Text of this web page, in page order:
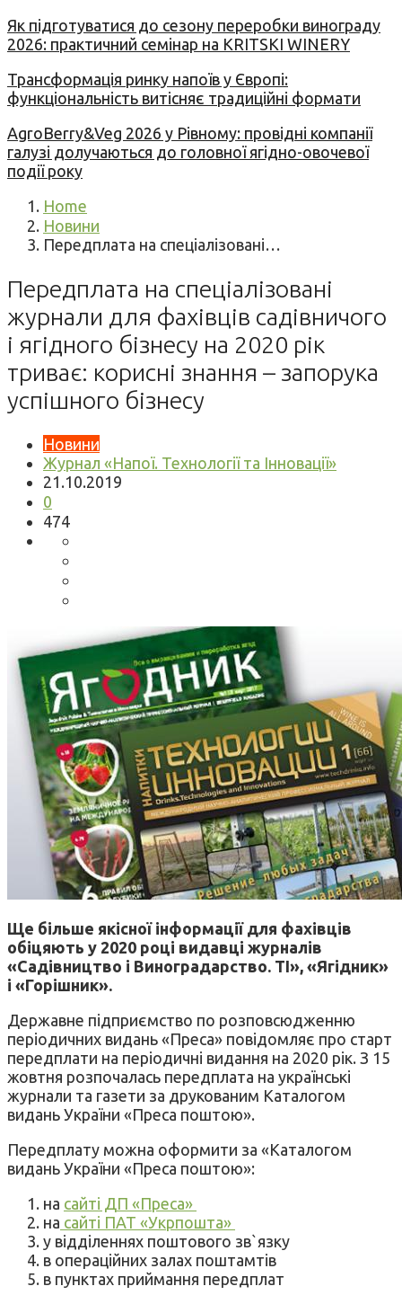
Як підготуватися до сезону переробки винограду
2026: практичний семінар на KRITSKI WINERY
Трансформація ринку напоїв у Європі:
функціональність витісняє традиційні формати
AgroBerry&Veg 2026 у Рівному: провідні компанії
галузі долучаються до головної ягідно-овочевої
події року
Home
Новини
Передплата на спеціалізовані…
Передплата на спеціалізовані
журнали для фахівців садівничого
і ягідного бізнесу на 2020 рік
триває: корисні знання – запорука
успішного бізнесу
Новини
Журнал «Напої. Технології та Інновації»
21.10.2019
0
474
Ще більше якісної інформації для фахівців
обіцяють у 2020 році видавці журналів
«Садівництво і Виноградарство. ТІ», «Ягідник»
і «Горішник».
Державне підприємство по розповсюдженню
періодичних видань «Преса» повідомляє про старт
передплати на періодичні видання на 2020 рік. З 15
жовтня розпочалась передплата на українські
журнали та газети за друкованим Каталогом
видань України «Преса поштою».
Передплату можна оформити за «Каталогом
видань України «Преса поштою»:
на сайті ДП «Преса»
на сайті ПАТ «Укрпошта»
у відділеннях поштового зв`язку
в операційних залах поштамтів
в пунктах приймання передплат